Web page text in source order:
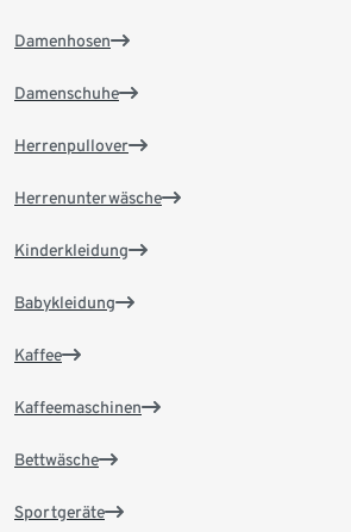
Damenhosen
Damenschuhe
Herrenpullover
Herrenunterwäsche
Kinderkleidung
Babykleidung
Kaffee
Kaffeemaschinen
Bettwäsche
Sportgeräte